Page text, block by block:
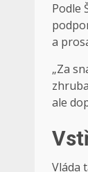
Podle
a
„Za
ale
Vláda